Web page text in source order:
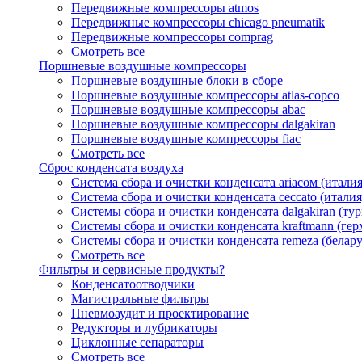
Передвижные компрессоры atmos
Передвижные компрессоры chicago pneumatik
Передвижные компрессоры comprag
Смотреть все
Поршневые воздушные компрессоры
Поршневые воздушные блоки в сборе
Поршневые воздушные компрессоры atlas-copco
Поршневые воздушные компрессоры abac
Поршневые воздушные компрессоры dalgakiran
Поршневые воздушные компрессоры fiac
Смотреть все
Сброс конденсата воздуха
Система сбора и очистки конденсата ariacом
Система сбора и очистки конденсата ceccato
Системы сбора и очистки конденсата dalgakiran
Системы сбора и очистки конденсата kraftmann
Системы сбора и очистки конденсата remeza
Смотреть все
Фильтры и сервисные продукты?
Конденсатоотводчики
Магистральные фильтры
Пневмоаудит и проектирование
Редукторы и лубрикаторы
Циклонные сепараторы
Смотреть все